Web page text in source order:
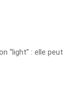
“light” : elle